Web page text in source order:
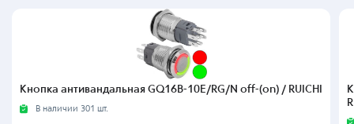
Кнопка антивандальная GQ16B-10E/RG/N off-(on) / RUICHI
В наличии 301 шт.